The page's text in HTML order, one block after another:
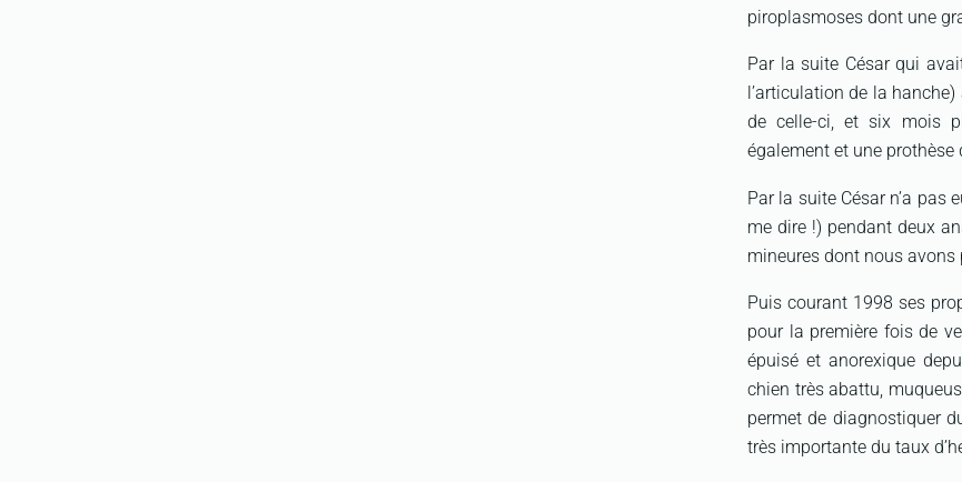
piroplasmoses dont une
Par la suite César qui
l’articulation de la
de celle-ci, et six mois
également et une prothèse
Par la suite César n’a pas
me dire !) pendant deux
mineures dont nous avons
Puis courant 1998 ses
pour la première fois de
épuisé et anorexique
chien très abattu,
permet de diagnostiquer
très importante du taux